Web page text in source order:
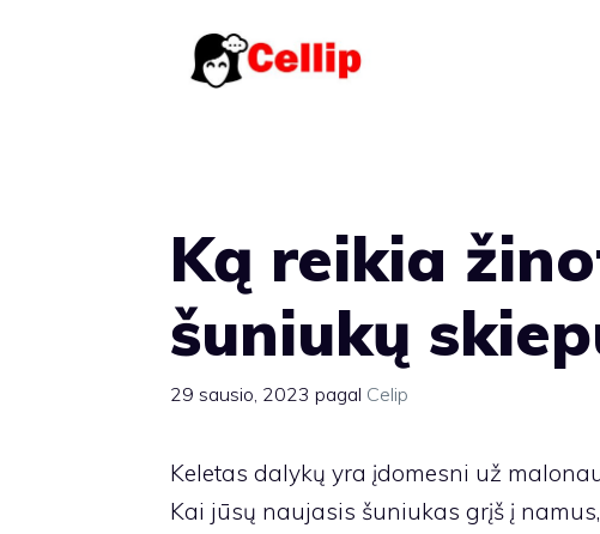
Ką reikia
šuniukų
29 sausio, 2023 pagal Celip
Keletas dalykų yra įdomesni už
Kai jūsų naujasis šuniukas grįš į